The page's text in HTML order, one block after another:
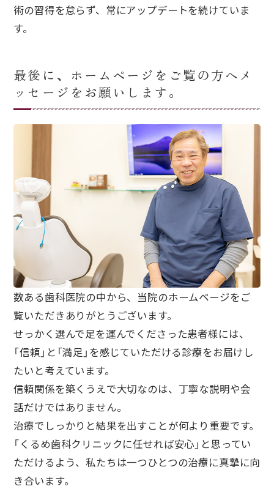
術の習得を怠らず、常にアップデートを続けていま
す。
最後に、ホームページをご覧の方へメ
ッセージをお願いします。
数ある歯科医院の中から、当院のホームページをご
覧いただきありがとうございます。
せっかく選んで足を運んでくださった患者様には、
「信頼」と「満足」を感じていただける診療をお届けし
たいと考えています。
信頼関係を築くうえで大切なのは、丁寧な説明や会
話だけではありません。
治療でしっかりと結果を出すことが何より重要です。
「くるめ歯科クリニックに任せれば安心」と思ってい
ただけるよう、私たちは一つひとつの治療に真摯に向
き合います。